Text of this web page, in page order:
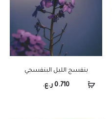
بنفسج الليل البنفسجي
0.710 ر.ع.